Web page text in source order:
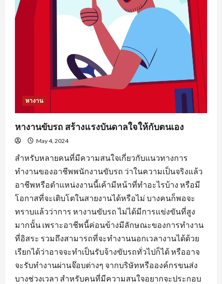
หางาน
หางานขับรถ สร้างแรงบันดาลใจให้กับตนเอง
May 4, 2024
สำหรับหลายคนที่มีความสนใจเกี่ยวกับแนวทางการ
ทำงานของอาชีพพนักงานขับรถ ว่าในความเป็นจริงแล้ว
อาชีพหรือตำแหน่งงานนี้เค้ามีหน้าที่ทำอะไรบ้าง หรือมี
โอกาสที่จะเติบโตในสายงานได้หรือไม่ บางคนก็พอจะ
ทราบแล้วว่าการ หางานขับรถ ไม่ได้มีการแข่งขันที่สูง
มากนั้น เพราะอาชีพนี้ค่อนข้างมีลักษณะของการทำงาน
ที่อิสระ รวมถึงสามารถที่จะทำงานนอกเวลางานได้ด้วย
เรียกได้ว่าอาจจะทำเป็นรับจ้างขับรถทั่วไปก็ได้ หรืออาจ
จะรับทำงานผ่านจ๊อบต่างๆ จากบริษัทหรือองค์กรขนส่ง
บางช่วงเวลา สำหรับคนที่มีความสนใจอยากจะประกอบ